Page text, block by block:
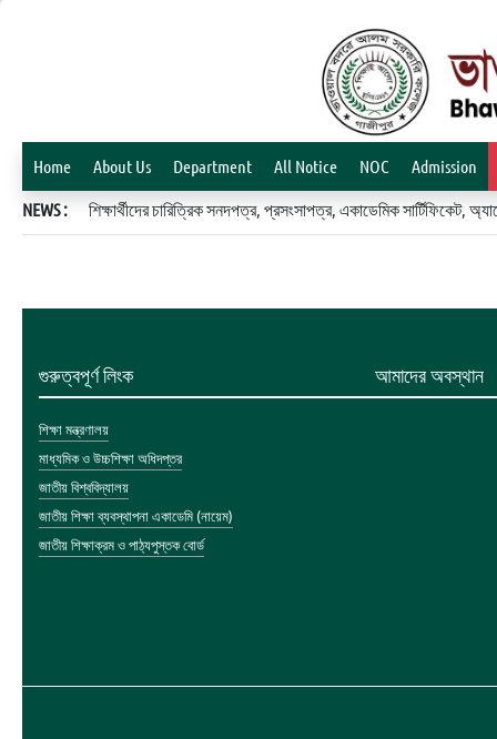
Home About Us Department All Notice NOC Admission
NEWS : শিক্ষার্থীদের চারিত্রিক সনদপত্র, প্রসংসাপত্র, একাডেমিক
গুরুত্বপূর্ণ লিংক
শিক্ষা মন্ত্রণালয়
মাধ্যমিক ও উচ্চশিক্ষা অধিদপ্তর
জাতীয় বিশ্ববিদ্যালয়
জাতীয় শিক্ষা ব্যবস্থাপনা একাডেমি (নায়েম)
জাতীয় শিক্ষাক্রম ও পাঠ্যপুস্তক বোর্ড
আমাদের অবস্থান